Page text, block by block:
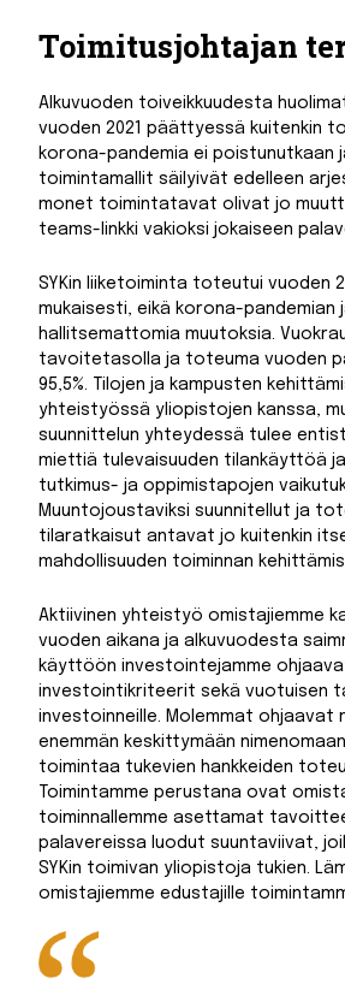
Toimitusjohtajan
Alkuvuoden toiveikkuudesta
vuoden 2021 päättyessä kuitenkin
korona-pandemia ei poistunutkaan
toimintamallit säilyivät edelleen
monet toimintatavat olivat jo
teams-linkki vakioksi jokaiseen
SYKin liiketoiminta toteutui vuoden
mukaisesti, eikä korona-pandemian
hallitsemattomia muutoksia.
tavoitetasolla ja toteuma vuoden
95,5%. Tilojen ja kampusten
yhteistyössä yliopistojen kanssa,
suunnittelun yhteydessä tulee
miettiä tulevaisuuden tilankäyttöä
tutkimus- ja oppimistapojen
Muuntojoustaviksi suunnitellut ja
tilaratkaisut antavat jo kuitenkin
mahdollisuuden toiminnan
Aktiivinen yhteistyö omistajiemme
vuoden aikana ja alkuvuodesta
käyttöön investointejamme
investointikriteerit sekä vuotuisen
investoinneille. Molemmat ohjaavat
enemmän keskittymään
toimintaa tukevien hankkeiden
Toimintamme perustana ovat
toiminnallemme asettamat
palavereissa luodut suuntaviivat,
SYKin toimivan yliopistoja tukien.
omistajiemme edustajille